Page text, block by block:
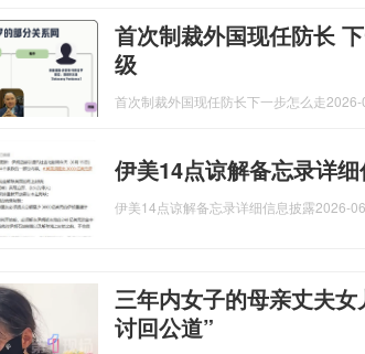
首次制裁外国现任防长
级
首次制裁外国现任防长下一步怎么走
伊美14点谅解备忘录详
伊美14点谅解备忘录详细信息披露2026-
三年内女子的母亲丈夫
讨回公道”